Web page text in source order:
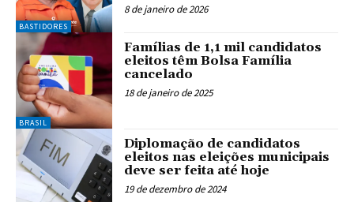
BASTIDORES
8 de janeiro de 2026
BRASIL
Famílias de 1,1 mil candidatos
eleitos têm Bolsa Família
cancelado
18 de janeiro de 2025
Diplomação de candidatos
eleitos nas eleições municipais
deve ser feita até hoje
19 de dezembro de 2024